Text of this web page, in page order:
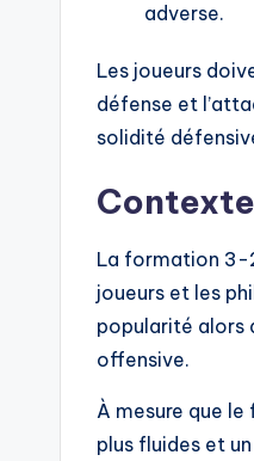
adverse.
Les joueurs
défense et
solidité
La formation 3-
joueurs et les
popularité alors
offensive.
À mesure que
plus fluides et